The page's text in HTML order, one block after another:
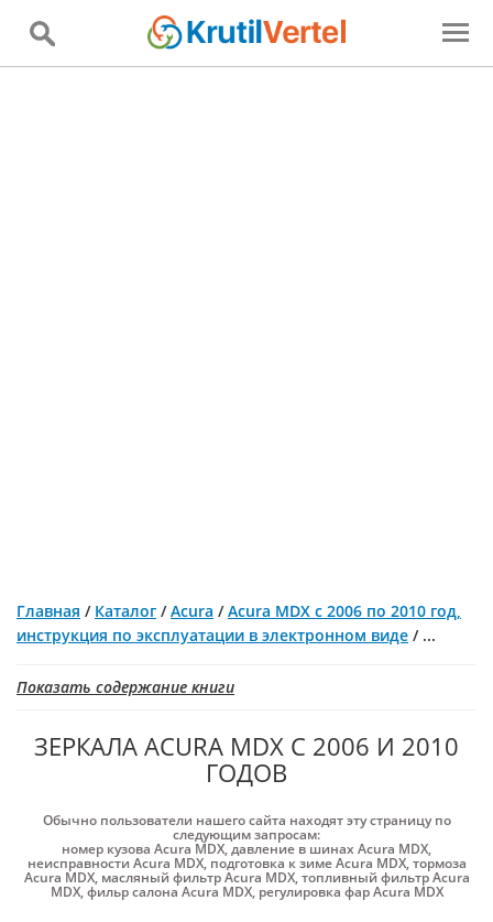
Главная / Каталог /Acura /Acura MDX с 2006 по 2010 год,
инструкция по эксплуатации в электронном виде / ...
Показать содержание книги
ЗЕРКАЛА ACURA MDX С 2006 И 2010
ГОДОВ
Обычно пользователи нашего сайта находят эту страницу по
следующим запросам:
номер кузова Acura MDX,давление в шинах Acura MDX,
неисправности Acura MDX, подготовка к зиме Acura MDX,тормоза
Acura MDX, масляный фильтр Acura MDX,топливный фильтр Acura
MDX,фильр салона Acura MDX, регулировка фар Acura MDX